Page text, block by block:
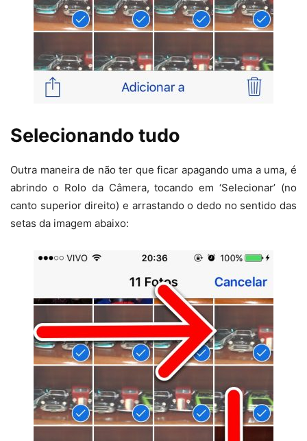
Selecionando tudo
Outra maneira de não ter que ficar apagando uma a uma, é
abrindo o Rolo da Câmera, tocando em ‘Selecionar’ (no
canto superior direito) e arrastando o dedo no sentido das
setas da imagem abaixo: